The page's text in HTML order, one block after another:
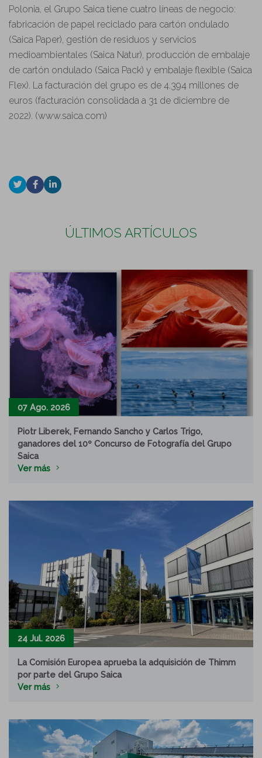
Polonia, el Grupo Saica tiene cuatro líneas de negocio:
fabricación de papel reciclado para cartón ondulado
(Saica Paper), gestión de residuos y servicios
medioambientales (Saica Natur), producción de embalaje
de cartón ondulado (Saica Pack) y embalaje flexible (Saica
Flex). La facturación del grupo es de 4.394 millones de
euros (facturación consolidada a 31 de diciembre de
2022). (www.saica.com)
ÚLTIMOS ARTÍCULOS
07 Ago. 2026
Piotr Liberek, Fernando Sancho y Carlos Trigo,
ganadores del 10º Concurso de Fotografía del Grupo
Saica
Ver más
24 Jul. 2026
La Comisión Europea aprueba la adquisición de Thimm
por parte del Grupo Saica
Ver más